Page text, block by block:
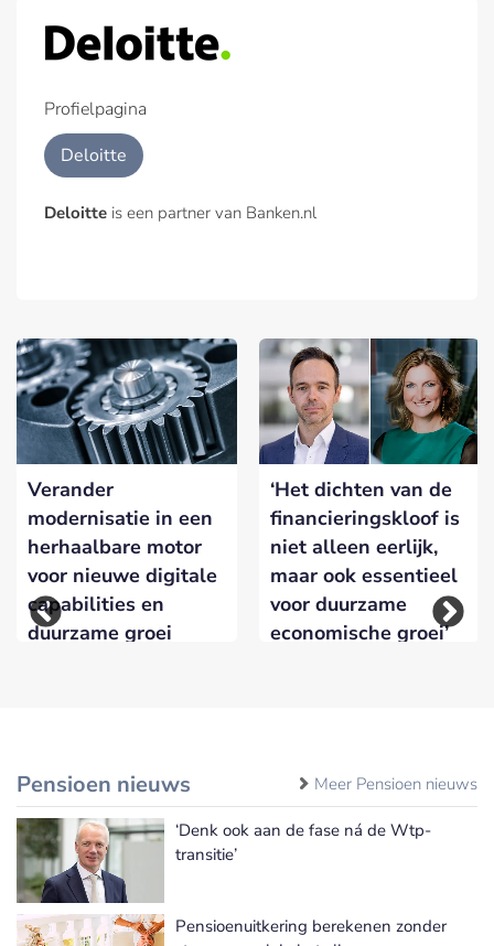
Profielpagina
Deloitte
Deloitte is een partner van Banken.nl
Verander
modernisatie in een
herhaalbare motor
voor nieuwe digitale
capabilities en
duurzame groei
‘Het dichten van de
financieringskloof is
niet alleen eerlijk,
maar ook essentieel
voor duurzame
economische groei’
Pensioen nieuws Meer Pensioen nieuws
‘Denk ook aan de fase ná de Wtp-
transitie’
Pensioenuitkering berekenen zonder